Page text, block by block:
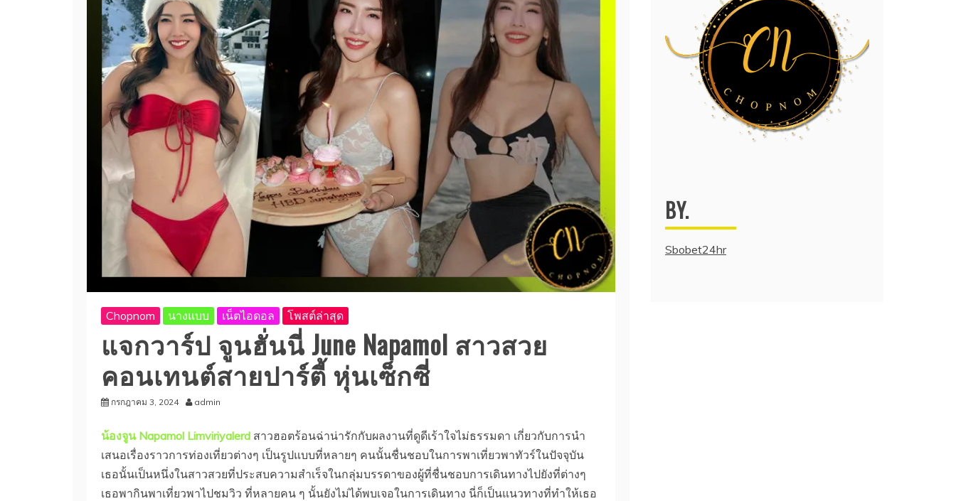
Chopnom นางแบบ เน็ตไอดอล โพสต์ล่าสุด
แจกวาร์ป จูนฮั่นนี่ June Napamol สาวสวย
คอนเทนต์สายปาร์ตี้ หุ่นเซ็กซี่
กรกฎาคม 3, 2024 admin
น้องจูน Napamol Limviriyalerd สาวฮอตร้อนฉ่าน่ารักกับผลงานที่ดูดีเร้าใจไม่ธรรมดา เกี่ยวกับการนำ
เสนอเรื่องราวการท่องเที่ยวต่างๆ เป็นรูปแบบที่หลายๆ คนนั้นชื่นชอบในการพาเที่ยวพาทัวร์ในปัจจุบัน
เธอนั้นเป็นหนึ่งในสาวสวยที่ประสบความสำเร็จในกลุ่มบรรดาของผู้ที่ชื่นชอบการเดินทางไปยังที่ต่างๆ
เธอพากินพาเที่ยวพาไปชมวิว ที่หลายคน ๆ นั้นยังไม่ได้พบเจอในการเดินทาง นี่ก็เป็นแนวทางที่ทำให้เธอ
BY.
Sbobet24hr